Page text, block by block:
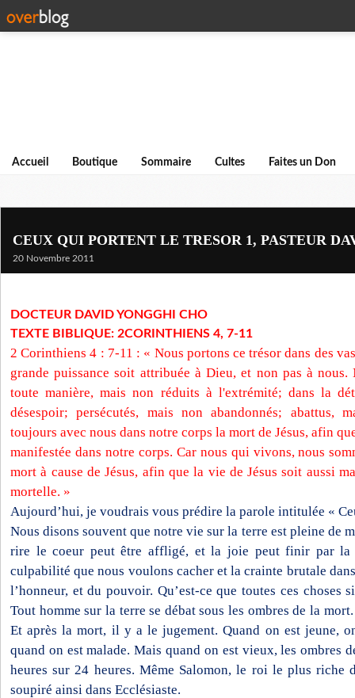
Accueil Boutique Sommaire Cultes Faites un Don
CEUX QUI PORTENT LE TRESOR 1, PASTEUR
20 Novembre 2011
DOCTEUR DAVID YONGGHI CHO
TEXTE BIBLIQUE: 2CORINTHIENS 4, 7-11
2 Corinthiens 4 : 7-11 : « Nous portons ce trésor dans des
grande puissance soit attribuée à Dieu, et non pas à nous.
toute manière, mais non réduits à l'extrémité; dans la
désespoir; persécutés, mais non abandonnés; abattus,
toujours avec nous dans notre corps la mort de Jésus, afin
manifestée dans notre corps. Car nous qui vivons, nous
mort à cause de Jésus, afin que la vie de Jésus soit aussi
mortelle. »
Aujourd’hui, je voudrais vous prédire la parole intitulée «
Nous disons souvent que notre vie sur la terre est pleine de
rire le coeur peut être affligé, et la joie peut finir par la
culpabilité que nous voulons cacher et la crainte brutale
l’honneur, et du pouvoir. Qu’est-ce que toutes ces choses
Tout homme sur la terre se débat sous les ombres de la
Et après la mort, il y a le jugement. Quand on est jeune,
quand on est malade. Mais quand on est vieux, les ombres
heures sur 24 heures. Même Salomon, le roi le plus riche
soupiré ainsi dans Ecclésiaste.